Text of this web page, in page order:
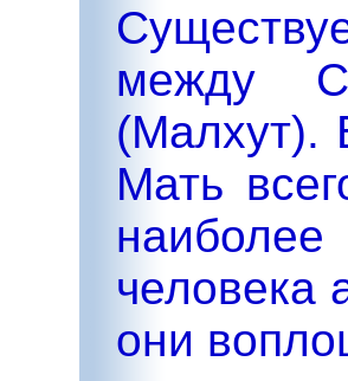
между
(Малхут).
Мать
человека
они